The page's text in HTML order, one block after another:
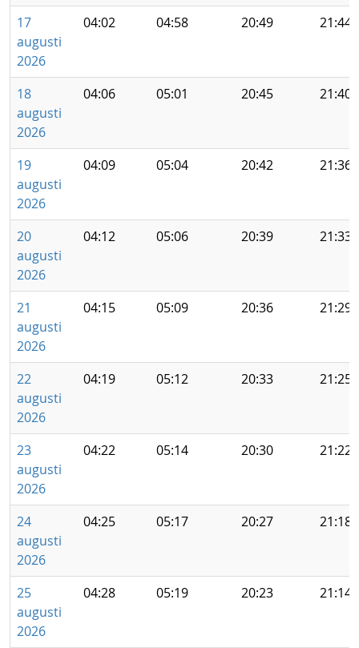
17
augusti
2026
04:02 04:58 20:49 21:44
18
augusti
2026
04:06 05:01 20:45 21:40
19
augusti
2026
04:09 05:04 20:42 21:36
20
augusti
2026
04:12 05:06 20:39 21:33
21
augusti
2026
04:15 05:09 20:36 21:29
22
augusti
2026
04:19 05:12 20:33 21:25
23
augusti
2026
04:22 05:14 20:30 21:22
24
augusti
2026
04:25 05:17 20:27 21:18
25
augusti
2026
04:28 05:19 20:23 21:14